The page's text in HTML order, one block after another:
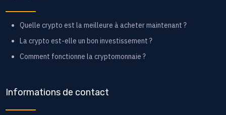
Quelle crypto est la meilleure à acheter maintenant ?
La crypto est-elle un bon investissement ?
Comment fonctionne la cryptomonnaie ?
Informations de contact